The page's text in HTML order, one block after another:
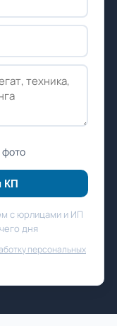
фото
КП
с юрлицами и ИП
дня
персональных